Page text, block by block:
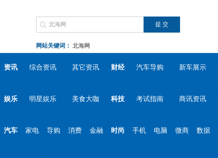
网站关键词： 北海网
资讯 综合资讯 其它资讯 财经 汽车导购 新车展示
娱乐 明星娱乐 美食大咖 科技 考试指南 商讯资讯
汽车 家电 导购 消费 金融 时尚 手机 电脑 微商 数据